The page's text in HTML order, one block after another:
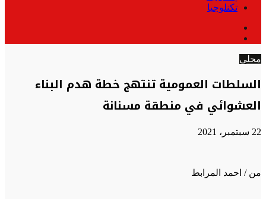
تكنلوجيا
محلي
السلطات العمومية تنتهج خطة هدم البناء
العشوائي في منطقة مسنانة
22 سبتمبر، 2021
من / احمد المرابط